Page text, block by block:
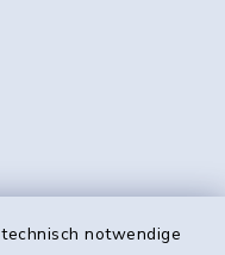
notwendige